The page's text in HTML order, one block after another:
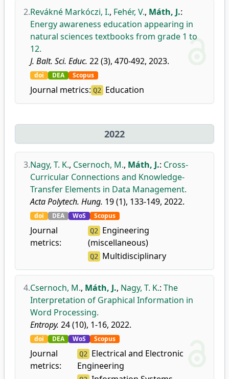
2.Revákné Markóczi, I., Fehér, V., Máth, J.:
Energy awareness education appearing in
natural sciences textbooks from grade 1 to
12.
J. Balt. Sci. Educ. 22 (3), 470-492, 2023.
doi DEA Scopus
Journal metrics: Q2 Education
2022
3.Nagy, T. K., Csernoch, M., Máth, J.: Cross-
Curricular Connections and Knowledge-
Transfer Elements in Data Management.
Acta Polytech. Hung. 19 (1), 133-149, 2022.
doi DEA WoS Scopus
Journal
metrics:
Q2
Engineering
(miscellaneous)
Q2 Multidisciplinary
4.Csernoch, M., Máth, J., Nagy, T. K.: The
Interpretation of Graphical Information in
Word Processing.
Entropy. 24 (10), 1-16, 2022.
doi DEA WoS Scopus
Journal
metrics:
Q2 Electrical and Electronic
Engineering